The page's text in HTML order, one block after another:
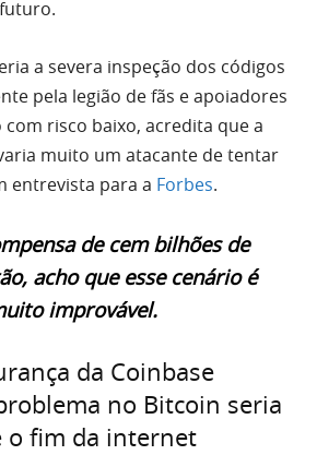
a severa inspeção dos códigos
pela legião de fãs e apoiadores
com risco baixo, acredita que a
muito um atacante de tentar
entrevista para a Forbes.
de cem bilhões de
acho que esse cenário é
improvável.
da Coinbase
no Bitcoin seria
o fim da internet